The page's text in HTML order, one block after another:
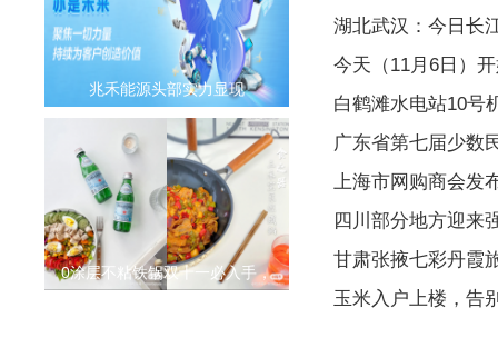
兆禾能源头部实力显现
0涂层不粘铁锅双十一必入手，
湖北武汉：今日长
今天（11月6日）
白鹤滩水电站10号
广东省第七届少数
上海市网购商会发
四川部分地方迎来
甘肃张掖七彩丹霞
玉米入户上楼，告